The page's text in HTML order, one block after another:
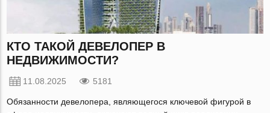
КТО ТАКОЙ ДЕВЕЛОПЕР В
НЕДВИЖИМОСТИ?
11.08.2025 5181
Обязанности девелопера, являющегося ключевой фигурой в